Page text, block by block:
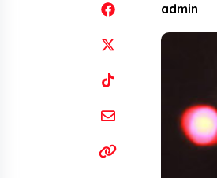
admin